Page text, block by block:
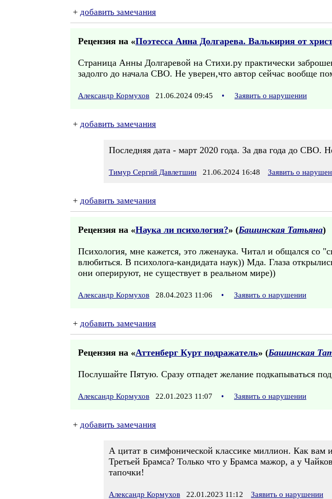
+ добавить замечания
Рецензия на «Поэтесса Анна Долгарева. Валькирия от
Страница Анны Долгаревой на Стихи.ру практически
задолго до начала СВО. Не уверен,что автор сейчас вообще
Александр Кормухов 21.06.2024 09:45 • Заявить о нарушении
+ добавить замечания
Последняя дата - март 2020 года. За два года до СВО.
Тимур Сергий Давлетшин 21.06.2024 16:48 Заявить о
+ добавить замечания
Рецензия на «Наука ли психология?» (Башинская Татьяна)
Психология, мне кажется, это лженаука. Читал и общался со
влюбиться. В психолога-кандидата наук)) Мда. Глаза
они оперируют, не существует в реальном мире))
Александр Кормухов 28.04.2023 11:06 • Заявить о нарушении
+ добавить замечания
Рецензия на «Аттенберг Курт подражатель» (Башинская
Послушайте Пятую. Сразу отпадет желание подкапываться под
Александр Кормухов 22.01.2023 11:07 • Заявить о нарушении
+ добавить замечания
А цитат в симфонической классике миллион. Как вам
Третьей Брамса? Только что у Брамса мажор, а у
тапочки!
Александр Кормухов 22.01.2023 11:12 Заявить о нарушении